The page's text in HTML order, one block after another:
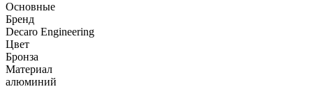
Основные
Бренд
Decaro Engineering
Цвет
Бронза
Материал
алюминий